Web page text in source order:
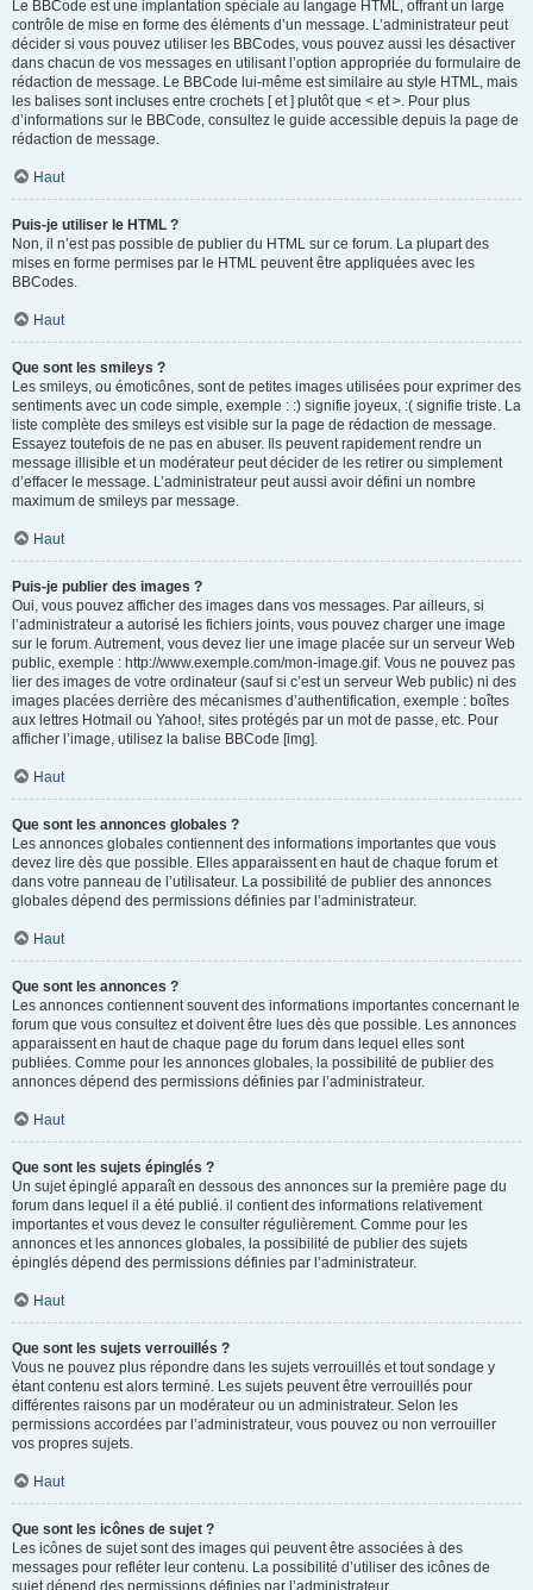
Le BBCode est une implantation spéciale au langage HTML, offrant un large
contrôle de mise en forme des éléments d’un message. L’administrateur peut
décider si vous pouvez utiliser les BBCodes, vous pouvez aussi les désactiver
dans chacun de vos messages en utilisant l’option appropriée du formulaire de
rédaction de message. Le BBCode lui-même est similaire au style HTML, mais
les balises sont incluses entre crochets [ et ] plutôt que < et >. Pour plus
d’informations sur le BBCode, consultez le guide accessible depuis la page de
rédaction de message.
Haut
Puis-je utiliser le HTML ?
Non, il n’est pas possible de publier du HTML sur ce forum. La plupart des
mises en forme permises par le HTML peuvent être appliquées avec les
BBCodes.
Haut
Que sont les smileys ?
Les smileys, ou émoticônes, sont de petites images utilisées pour exprimer des
sentiments avec un code simple, exemple : :) signifie joyeux, :( signifie triste. La
liste complète des smileys est visible sur la page de rédaction de message.
Essayez toutefois de ne pas en abuser. Ils peuvent rapidement rendre un
message illisible et un modérateur peut décider de les retirer ou simplement
d’effacer le message. L’administrateur peut aussi avoir défini un nombre
maximum de smileys par message.
Haut
Puis-je publier des images ?
Oui, vous pouvez afficher des images dans vos messages. Par ailleurs, si
l’administrateur a autorisé les fichiers joints, vous pouvez charger une image
sur le forum. Autrement, vous devez lier une image placée sur un serveur Web
public, exemple : http://www.exemple.com/mon-image.gif. Vous ne pouvez pas
lier des images de votre ordinateur (sauf si c’est un serveur Web public) ni des
images placées derrière des mécanismes d’authentification, exemple : boîtes
aux lettres Hotmail ou Yahoo!, sites protégés par un mot de passe, etc. Pour
afficher l’image, utilisez la balise BBCode [img].
Haut
Que sont les annonces globales ?
Les annonces globales contiennent des informations importantes que vous
devez lire dès que possible. Elles apparaissent en haut de chaque forum et
dans votre panneau de l’utilisateur. La possibilité de publier des annonces
globales dépend des permissions définies par l’administrateur.
Haut
Que sont les annonces ?
Les annonces contiennent souvent des informations importantes concernant le
forum que vous consultez et doivent être lues dès que possible. Les annonces
apparaissent en haut de chaque page du forum dans lequel elles sont
publiées. Comme pour les annonces globales, la possibilité de publier des
annonces dépend des permissions définies par l’administrateur.
Haut
Que sont les sujets épinglés ?
Un sujet épinglé apparaît en dessous des annonces sur la première page du
forum dans lequel il a été publié. il contient des informations relativement
importantes et vous devez le consulter régulièrement. Comme pour les
annonces et les annonces globales, la possibilité de publier des sujets
épinglés dépend des permissions définies par l’administrateur.
Haut
Que sont les sujets verrouillés ?
Vous ne pouvez plus répondre dans les sujets verrouillés et tout sondage y
étant contenu est alors terminé. Les sujets peuvent être verrouillés pour
différentes raisons par un modérateur ou un administrateur. Selon les
permissions accordées par l’administrateur, vous pouvez ou non verrouiller
vos propres sujets.
Haut
Que sont les icônes de sujet ?
Les icônes de sujet sont des images qui peuvent être associées à des
messages pour refléter leur contenu. La possibilité d’utiliser des icônes de
sujet dépend des permissions définies par l’administrateur.